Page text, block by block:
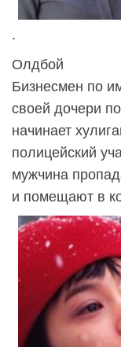
.
Олдбой
Бизнесмен по
своей дочери
начинает
полицейский
мужчина
и помещают в